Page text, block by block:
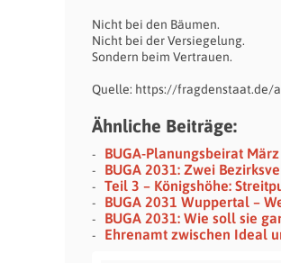
Nicht bei den Bäumen.
Nicht bei der Versiegelung.
Sondern beim Vertrauen.
Quelle: https://fragdenstaat.de/
Ähnliche Beiträge:
BUGA-Planungsbeirat
BUGA 2031: Zwei
Teil 3 – Königshöhe:
BUGA 2031 Wuppertal –
BUGA 2031: Wie soll sie
Ehrenamt zwischen Ideal